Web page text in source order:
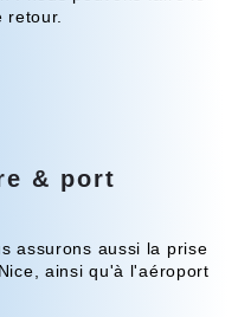
retour.
& port
assurons aussi la prise
ainsi qu'à l'aéroport